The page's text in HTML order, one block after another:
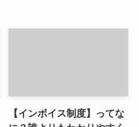
【インボイス制度】ってな